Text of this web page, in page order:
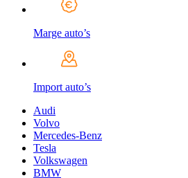
Marge auto’s
Import auto’s
Audi
Volvo
Mercedes-Benz
Tesla
Volkswagen
BMW